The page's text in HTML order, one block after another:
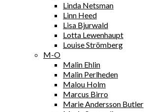
Linda Netsman
Linn Heed
Lisa Bjurwald
Lotta Lewenhaupt
Louise Strömberg
M-O
Malin Ehlin
Malin Perlheden
Malou Holm
Marcus Birro
Marie Andersson Butler